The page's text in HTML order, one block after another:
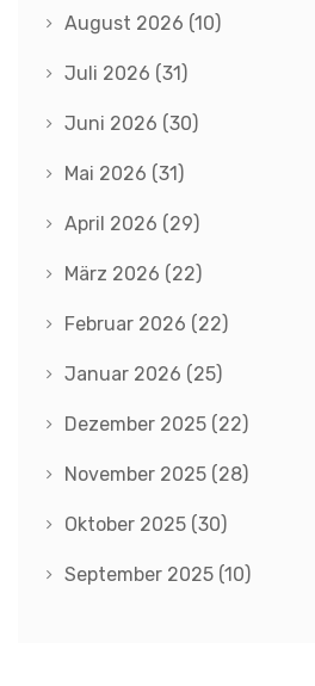
August 2026 (10)
Juli 2026 (31)
Juni 2026 (30)
Mai 2026 (31)
April 2026 (29)
März 2026 (22)
Februar 2026 (22)
Januar 2026 (25)
Dezember 2025 (22)
November 2025 (28)
Oktober 2025 (30)
September 2025 (10)